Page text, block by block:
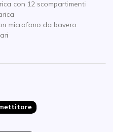
con 12 scompartimenti
microfono da bavero
sicura
integrato nei dispositivi